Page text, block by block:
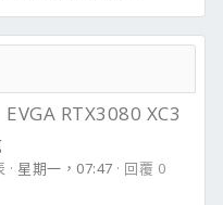
EVGA RTX3080 XC3
星期一，07:47
回覆 0